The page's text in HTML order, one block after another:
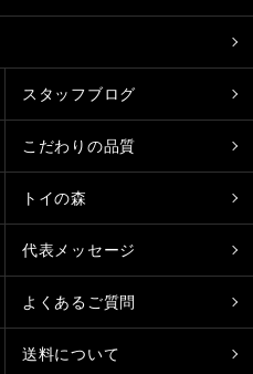
スタッフブログ
こだわりの品質
トイの森
代表メッセージ
よくあるご質問
送料について